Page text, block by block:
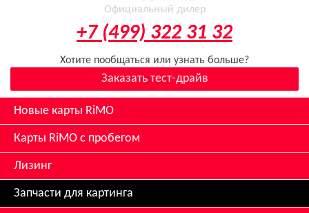
Официальный дилер
+7 (499) 322 31 32
Хотите пообщаться или узнать больше?
Заказать тест-драйв
Новые карты RiMO
Карты RiMO с пробегом
Лизинг
Запчасти для картинга